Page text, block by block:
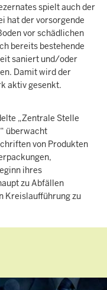
spielt auch der
hat der vorsorgende
vor schädlichen
bereits bestehende
saniert und/oder
Damit wird der
aktiv gesenkt.
„Zentrale Stelle
überwacht
von Produkten
ihres
zu Abfällen
Kreislaufführung zu